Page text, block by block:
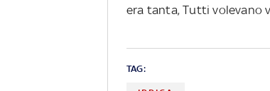
era tanta, Tutti volevano
TAG: